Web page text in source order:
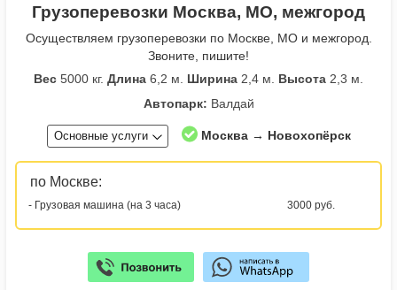
Грузоперевозки Москва, МО, межгород
Осуществляем грузоперевозки по Москве, МО и межгород.
Звоните, пишите!
Вес 5000 кг. Длина 6,2 м. Ширина 2,4 м. Высота 2,3 м.
Автопарк: Валдай
Основные услуги Москва → Новохопёрск
по Москве:
- Грузовая машина (на 3 часа) 3000 руб.